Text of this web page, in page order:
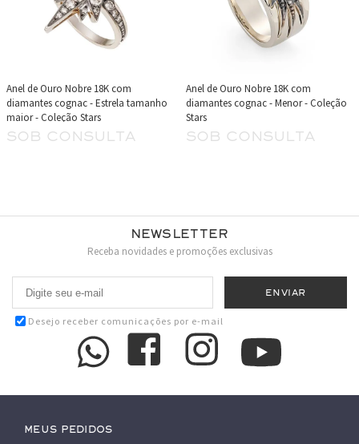
Anel de Ouro Nobre 18K com
diamantes cognac - Estrela tamanho
maior - Coleção Stars
sob consulta
Anel de Ouro Nobre 18K com
diamantes cognac - Menor - Coleção
Stars
sob consulta
Newsletter
Receba novidades e promoções exclusivas
Desejo receber comunicações por e-mail
Meus pedidos